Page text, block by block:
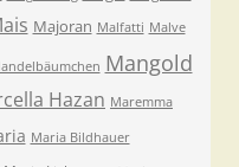
Majoran Malfatti Malve
Mangold
Hazan Maremma
Maria Bildhauer